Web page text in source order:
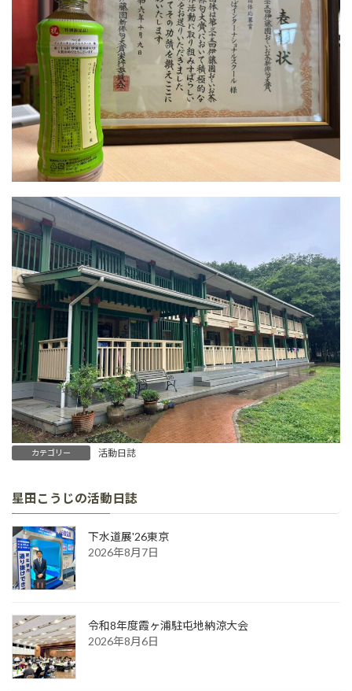
カテゴリー 活動日誌
星田こうじの活動日誌
下水道展'26東京
2026年8月7日
令和8年度霞ヶ浦駐屯地納涼大会
2026年8月6日